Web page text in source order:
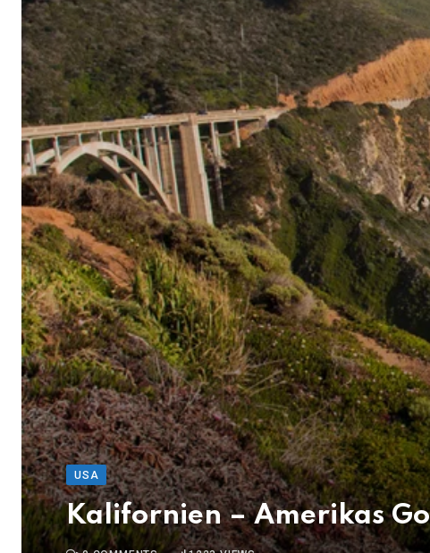
USA
Kalifornien – Amerikas